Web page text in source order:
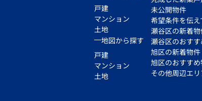
戸建
マンション
土地
地図から探す
戸建
マンション
土地
未公開物件
希望条件を伝
瀬谷区の新着
瀬谷区のおす
旭区の新着物件
旭区のおすす
その他周辺エ